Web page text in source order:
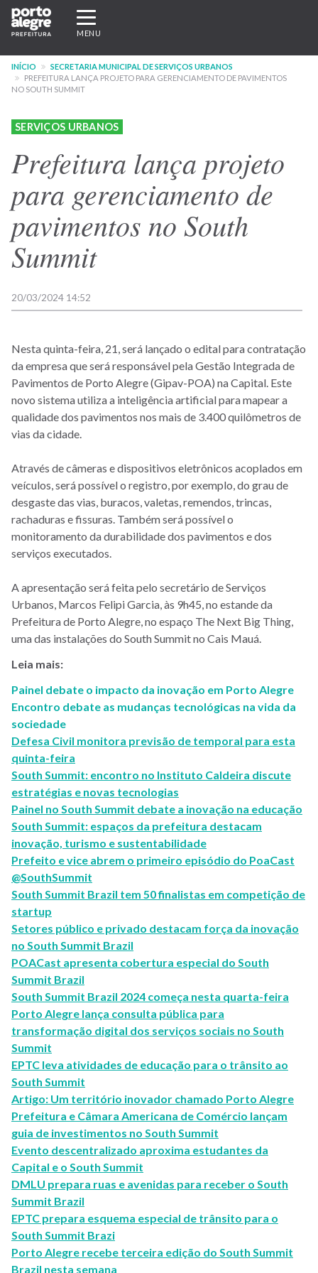
Pular
para
conteúdo
principal
Expandir/recolher
navegação
MENU
INÍCIO
SECRETARIA MUNICIPAL DE SERVIÇOS URBANOS
PREFEITURA LANÇA PROJETO PARA GERENCIAMENTO DE PAVIMENTOS
NO SOUTH SUMMIT
SERVIÇOS URBANOS
Prefeitura lança projeto
para gerenciamento de
pavimentos no South
Summit
20/03/2024 14:52
Nesta quinta-feira, 21, será lançado o edital para contratação
da empresa que será responsável pela Gestão Integrada de
Pavimentos de Porto Alegre (Gipav-POA) na Capital. Este
novo sistema utiliza a inteligência artificial para mapear a
qualidade dos pavimentos nos mais de 3.400 quilômetros de
vias da cidade.
Através de câmeras e dispositivos eletrônicos acoplados em
veículos, será possível o registro, por exemplo, do grau de
desgaste das vias, buracos, valetas, remendos, trincas,
rachaduras e fissuras. Também será possível o
monitoramento da durabilidade dos pavimentos e dos
serviços executados.
A apresentação será feita pelo secretário de Serviços
Urbanos, Marcos Felipi Garcia, às 9h45, no estande da
Prefeitura de Porto Alegre, no espaço The Next Big Thing,
uma das instalações do South Summit no Cais Mauá.
Leia mais:
Painel debate o impacto da inovação em Porto Alegre
Encontro debate as mudanças tecnológicas na vida da
sociedade
Defesa Civil monitora previsão de temporal para esta
quinta-feira
South Summit: encontro no Instituto Caldeira discute
estratégias e novas tecnologias
Painel no South Summit debate a inovação na educação
South Summit: espaços da prefeitura destacam
inovação, turismo e sustentabilidade
Prefeito e vice abrem o primeiro episódio do PoaCast
@SouthSummit
South Summit Brazil tem 50 finalistas em competição de
startup
Setores público e privado destacam força da inovação
no South Summit Brazil
POACast apresenta cobertura especial do South
Summit Brazil
South Summit Brazil 2024 começa nesta quarta-feira
Porto Alegre lança consulta pública para
transformação digital dos serviços sociais no South
Summit
EPTC leva atividades de educação para o trânsito ao
South Summit
Artigo: Um território inovador chamado Porto Alegre
Prefeitura e Câmara Americana de Comércio lançam
guia de investimentos no South Summit
Evento descentralizado aproxima estudantes da
Capital e o South Summit
DMLU prepara ruas e avenidas para receber o South
Summit Brazil
EPTC prepara esquema especial de trânsito para o
South Summit Brazi
Porto Alegre recebe terceira edição do South Summit
Brazil nesta semana